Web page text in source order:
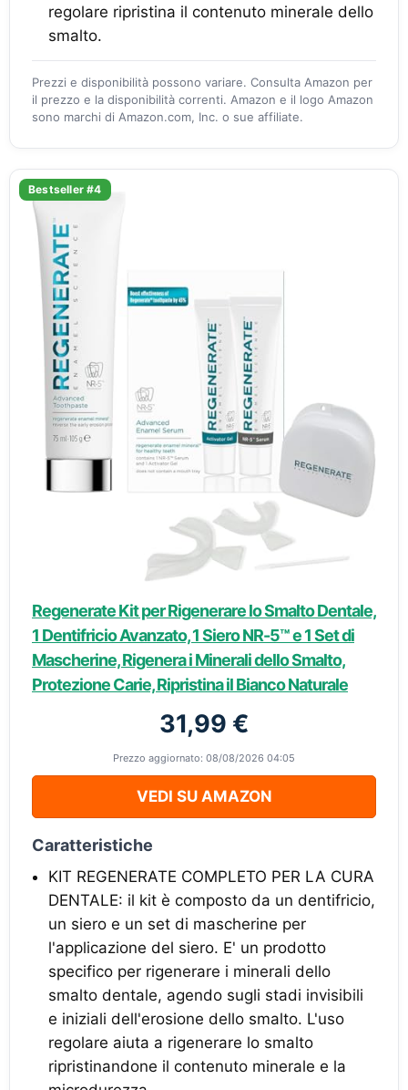
regolare ripristina il contenuto minerale dello
smalto.
Prezzi e disponibilità possono variare. Consulta Amazon per
il prezzo e la disponibilità correnti. Amazon e il logo Amazon
sono marchi di Amazon.com, Inc. o sue affiliate.
Bestseller #4
Regenerate Kit per Rigenerare lo Smalto Dentale,
1 Dentifricio Avanzato, 1 Siero NR-5™ e 1 Set di
Mascherine, Rigenera i Minerali dello Smalto,
Protezione Carie, Ripristina il Bianco Naturale
31,99 €
Prezzo aggiornato: 08/08/2026 04:05
VEDI SU AMAZON
Caratteristiche
KIT REGENERATE COMPLETO PER LA CURA
DENTALE: il kit è composto da un dentifricio,
un siero e un set di mascherine per
l'applicazione del siero. E' un prodotto
specifico per rigenerare i minerali dello
smalto dentale, agendo sugli stadi invisibili
e iniziali dell'erosione dello smalto. L'uso
regolare aiuta a rigenerare lo smalto
ripristinandone il contenuto minerale e la